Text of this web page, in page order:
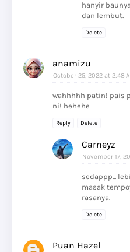
hanyir
dan lembut.
Delete
anamizu
October 25, 2022 at 2:48
wahhhhh patin! pais
ni! hehehe
Reply Delete
Carneyz
November 17,
sedappp...
masak
rasanya.
Delete
Puan Hazel